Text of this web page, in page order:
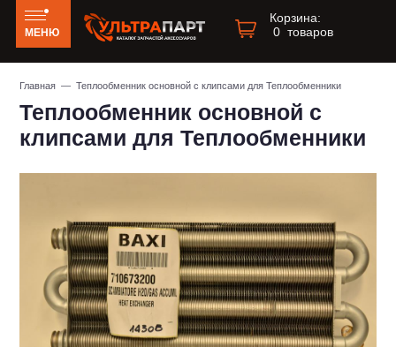
МЕНЮ
Корзина:
0 товаров
Главная — Теплообменник основной с клипсами для Теплообменники
Теплообменник основной с
клипсами для Теплообменники